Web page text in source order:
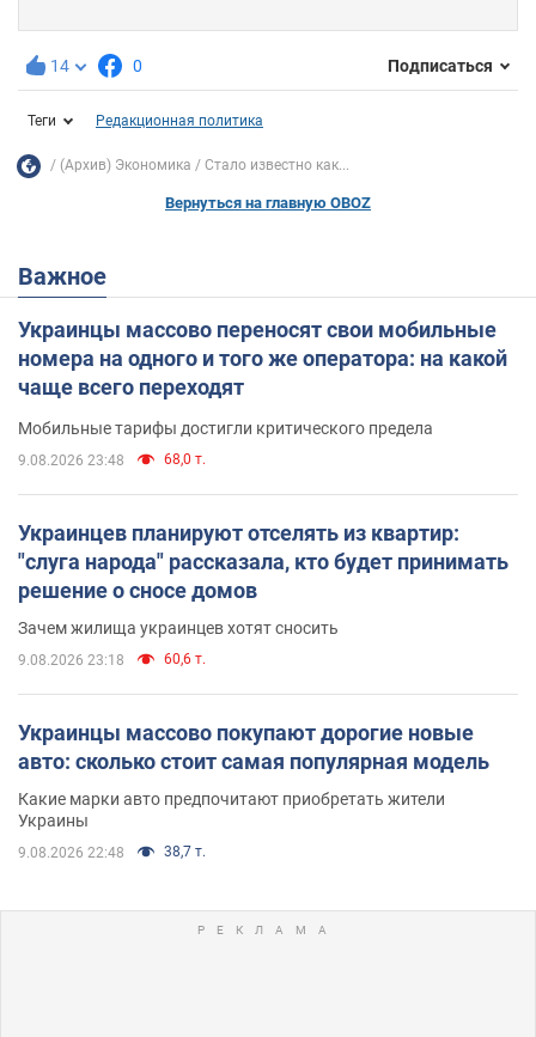
14 0 Подписаться
Теги Редакционная политика
(Архив) Экономика Стало известно как...
Вернуться на главную OBOZ
Важное
Украинцы массово переносят свои мобильные
номера на одного и того же оператора: на какой
чаще всего переходят
Мобильные тарифы достигли критического предела
9.08.2026 23:48 68,0 т.
Украинцев планируют отселять из квартир:
"слуга народа" рассказала, кто будет принимать
решение о сносе домов
Зачем жилища украинцев хотят сносить
9.08.2026 23:18 60,6 т.
Украинцы массово покупают дорогие новые
авто: сколько стоит самая популярная модель
Какие марки авто предпочитают приобретать жители
Украины
9.08.2026 22:48 38,7 т.